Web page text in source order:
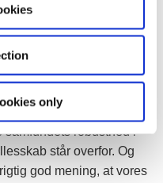
only
fra forsvaret og
siger:
til andre vigtige
samfundets robusthed i
står overfor. Og
god mening, at vores